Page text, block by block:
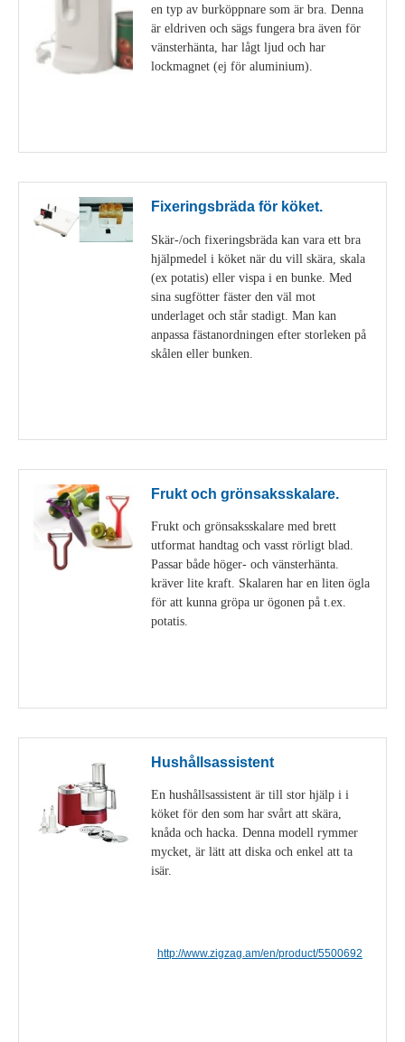
en typ av burköppnare som är bra. Denna
är eldriven och sägs fungera bra även för
vänsterhänta, har lågt ljud och har
lockmagnet (ej för aluminium).
Fixeringsbräda för köket.
Skär-/och fixeringsbräda kan vara ett bra
hjälpmedel i köket när du vill skära, skala
(ex potatis) eller vispa i en bunke. Med
sina sugfötter fäster den väl mot
underlaget och står stadigt. Man kan
anpassa fästanordningen efter storleken på
skålen eller bunken.
Frukt och grönsaksskalare.
Frukt och grönsaksskalare med brett
utformat handtag och vasst rörligt blad.
Passar både höger- och vänsterhänta.
kräver lite kraft. Skalaren har en liten ögla
för att kunna gröpa ur ögonen på t.ex.
potatis.
Hushållsassistent
En hushållsassistent är till stor hjälp i i
köket för den som har svårt att skära,
knåda och hacka. Denna modell rymmer
mycket, är lätt att diska och enkel att ta
isär.
http://www.zigzag.am/en/product/5500692